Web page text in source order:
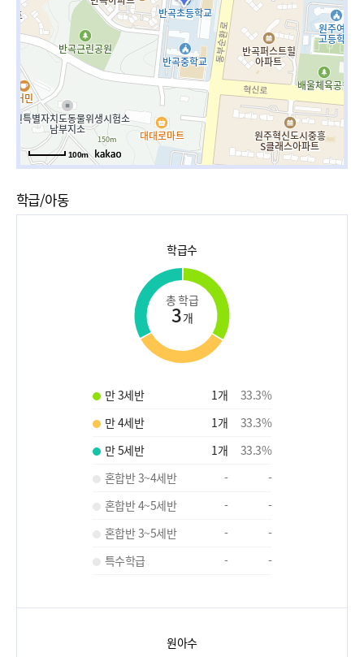
100m
학급/아동
학급수
총 학급
3개
만 3세반 1개 33.3%
만 4세반
1개 33.3%
만 5세반
1개 33.3%
혼합반 3~4세반
-
-
혼합반 4~5세반
-
-
혼합반 3~5세반
-
-
특수학급
- -
원아수